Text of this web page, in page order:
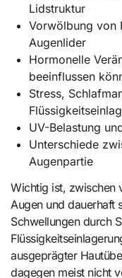
Lidstruktur
Vorwölbung von
Augenlider
Hormonelle
beeinflussen
Stress,
UV-Belastung
Unterschiede
Augenpartie
Wichtig ist, zwischen
Augen und dauerhaft
Schwellungen durch
ausgeprägter
dagegen meist nicht